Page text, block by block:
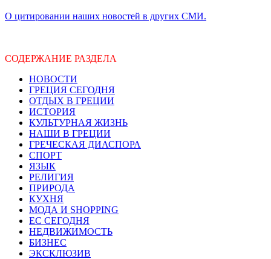
О цитировании наших новостей в других СМИ.
СОДЕРЖАНИЕ РАЗДЕЛА
НОВОСТИ
ГРЕЦИЯ СЕГОДНЯ
ОТДЫХ В ГРЕЦИИ
ИСТОРИЯ
КУЛЬТУРНАЯ ЖИЗНЬ
НАШИ В ГРЕЦИИ
ГРЕЧЕСКАЯ ДИАСПОРА
СПОРТ
ЯЗЫК
РЕЛИГИЯ
ПРИРОДА
КУХНЯ
МОДА И SHOPPING
ЕС СЕГОДНЯ
НЕДВИЖИМОСТЬ
БИЗНЕС
ЭКСКЛЮЗИВ